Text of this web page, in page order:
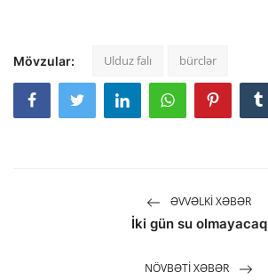
Mövzular: Ulduz falı bürclər
ƏVVƏLKI XƏBƏR
İki gün su olmayacaq
NÖVBƏTI XƏBƏR